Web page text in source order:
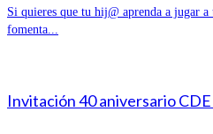
Si quieres que tu hij@ aprenda a jugar
fomenta...
Invitación 40 aniversario